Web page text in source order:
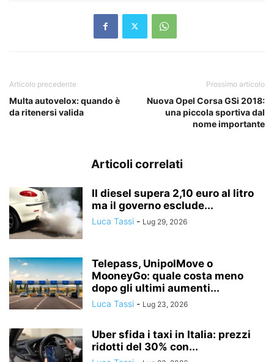
Articolo precedente
Multa autovelox: quando è
da ritenersi valida
Prossimo articolo
Nuova Opel Corsa GSi 2018:
una piccola sportiva dal
nome importante
Articoli correlati
Il diesel supera 2,10 euro al litro
ma il governo esclude...
Luca Tassi - Lug 29, 2026
Telepass, UnipolMove o
MooneyGo: quale costa meno
dopo gli ultimi aumenti...
Luca Tassi - Lug 23, 2026
Uber sfida i taxi in Italia: prezzi
ridotti del 30% con...